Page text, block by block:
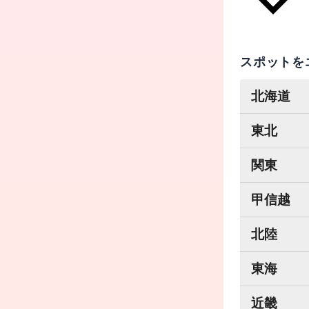
スポット
北海道
東北
関東
甲信越
北陸
東海
近畿